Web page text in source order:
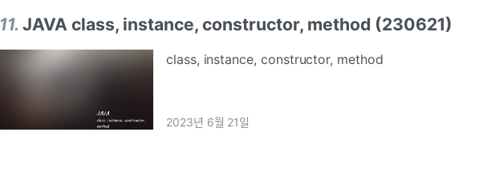
11. JAVA class, instance, constructor, method (230621)
class, instance, constructor, method
2023년 6월 21일